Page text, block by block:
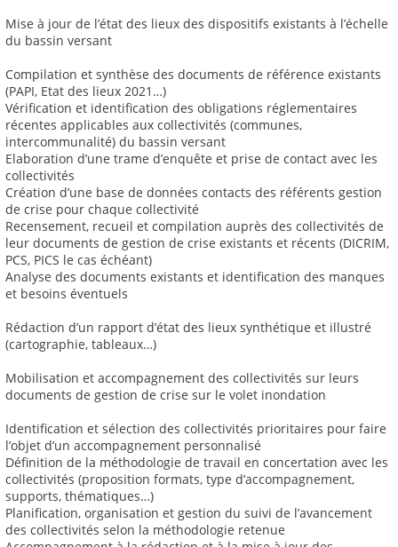
Mise à jour de l’état des lieux des dispositifs existants à l’échelle
du bassin versant
Compilation et synthèse des documents de référence existants
(PAPI, Etat des lieux 2021…)
Vérification et identification des obligations réglementaires
récentes applicables aux collectivités (communes,
intercommunalité) du bassin versant
Elaboration d’une trame d’enquête et prise de contact avec les
collectivités
Création d’une base de données contacts des référents gestion
de crise pour chaque collectivité
Recensement, recueil et compilation auprès des collectivités de
leur documents de gestion de crise existants et récents (DICRIM,
PCS, PICS le cas échéant)
Analyse des documents existants et identification des manques
et besoins éventuels
Rédaction d’un rapport d’état des lieux synthétique et illustré
(cartographie, tableaux…)
Mobilisation et accompagnement des collectivités sur leurs
documents de gestion de crise sur le volet inondation
Identification et sélection des collectivités prioritaires pour faire
l’objet d’un accompagnement personnalisé
Définition de la méthodologie de travail en concertation avec les
collectivités (proposition formats, type d’accompagnement,
supports, thématiques…)
Planification, organisation et gestion du suivi de l’avancement
des collectivités selon la méthodologie retenue